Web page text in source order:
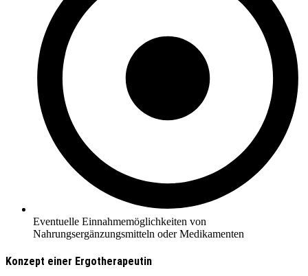
Eventuelle Einnahmemöglichkeiten von
Nahrungsergänzungsmitteln oder Medikamenten
Konzept einer Ergotherapeutin